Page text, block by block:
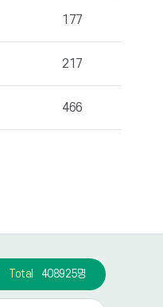
177
217
466
Total 408925명